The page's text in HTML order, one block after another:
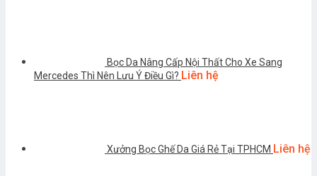
Bọc Da Nâng Cấp Nội Thất Cho Xe Sang
Mercedes Thì Nên Lưu Ý Điều Gì? Liên hệ
Xưởng Bọc Ghế Da Giá Rẻ Tại TPHCM Liên hệ